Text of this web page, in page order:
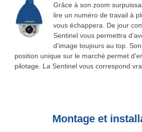
Grâce à son zoom
lire un numéro de travail à
vous échappera. De jour
Sentinel vous permettra
d'image toujours au top.
position unique sur le marché permet
pilotage. La Sentinel vous correspond
Montage et